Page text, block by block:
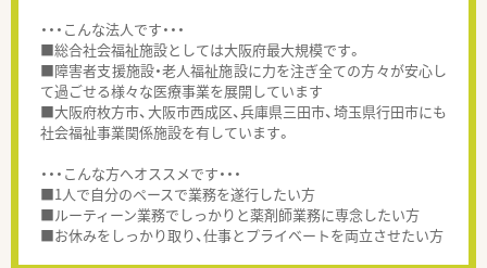
・・・こんな法人です・・・
■総合社会福祉施設としては大阪府最大規模です。
■障害者支援施設・老人福祉施設に力を注ぎ全ての方々が安心し
て過ごせる様々な医療事業を展開しています
■大阪府枚方市、大阪市西成区、兵庫県三田市、埼玉県行田市にも
社会福祉事業関係施設を有しています。
・・・こんな方へオススメです・・・
■1人で自分のペースで業務を遂行したい方
■ルーティーン業務でしっかりと薬剤師業務に専念したい方
■お休みをしっかり取り、仕事とプライベートを両立させたい方